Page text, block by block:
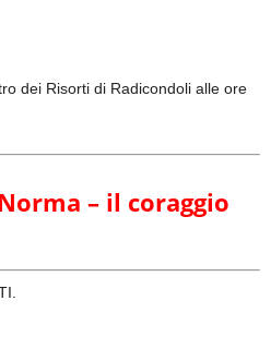
dei Risorti di Radicondoli alle ore
– il coraggio